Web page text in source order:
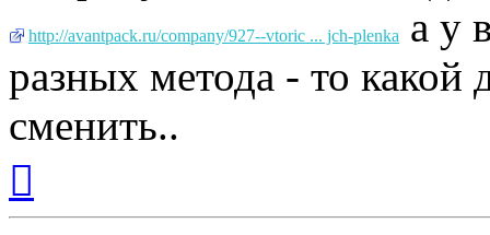
http://avantpack.ru/company/927--vtoric ... jch-plenka
а у
разных метода - то какой
сменить..
началу